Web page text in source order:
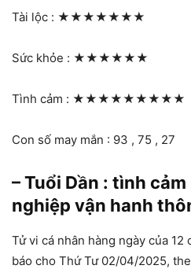
Tài lộc : ★★★★★★★
Sức khỏe : ★★★★★★
Tình cảm : ★★★★★★★★★
Con số may mắn : 93 , 75 , 27
– Tuổi Dần : tình
nghiệp vận hanh
Tử vi cá nhân hàng ngày của
báo cho Thứ Tư 02/04/2025,